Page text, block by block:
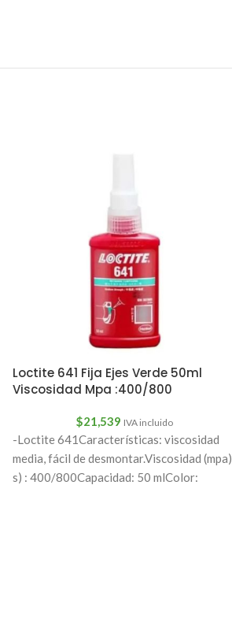
Loctite 641 Fija Ejes Verde 50ml
Viscosidad Mpa :400/800
$21,539 IVA incluido
-Loctite 641Características: viscosidad
media, fácil de desmontar.Viscosidad (mpa)
s) : 400/800Capacidad: 50 mlColor: